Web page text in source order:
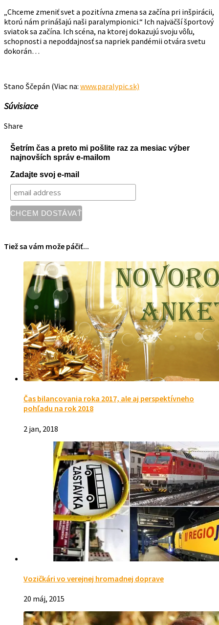
„Chceme zmeniť svet a pozitívna zmena sa začína pri inšpirácii,
ktorú nám prinášajú naši paralympionici.“ Ich najväčší športový
sviatok sa začína. Ich scéna, na ktorej dokazujú svoju vôľu,
schopnosti a nepoddajnosť sa napriek pandémii otvára svetu
dokorán…
Stano Ščepán (Viac na: www.paralypic.sk)
Súvisiace
Share
Šetrím čas a preto mi pošlite raz za mesiac výber
najnovších správ e-mailom
Zadajte svoj e-mail
Tiež sa vám može páčiť...
Čas bilancovania roka 2017, ale aj perspektívneho
pohľadu na rok 2018
2 jan, 2018
Vozičkári vo verejnej hromadnej doprave
20 máj, 2015